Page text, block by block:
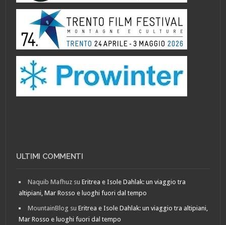
ULTIMI COMMENTI
Naquib Mafhuz suEritrea e Isole Dahlak: un viaggio tra
altipiani, Mar Rosso e luoghi fuori dal tempo
MountainBlog suEritrea e Isole Dahlak: un viaggio tra altipiani,
Mar Rosso e luoghi fuori dal tempo